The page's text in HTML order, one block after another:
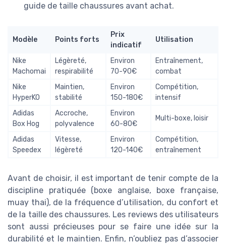
guide de taille chaussures avant achat.
Modèle Points forts
Prix
indicatif
Utilisation
Nike
Machomai
Légèreté,
respirabilité
Environ
70-90€
Entraînement,
combat
Nike
HyperKO
Maintien,
stabilité
Environ
150-180€
Compétition,
intensif
Adidas
Box Hog
Accroche,
polyvalence
Environ
60-80€
Multi-boxe, loisir
Adidas
Speedex
Vitesse,
légèreté
Environ
120-140€
Compétition,
entraînement
Avant de choisir, il est important de tenir compte de la
discipline pratiquée (boxe anglaise, boxe française,
muay thai), de la fréquence d’utilisation, du confort et
de la taille des chaussures. Les reviews des utilisateurs
sont aussi précieuses pour se faire une idée sur la
durabilité et le maintien. Enfin, n’oubliez pas d’associer